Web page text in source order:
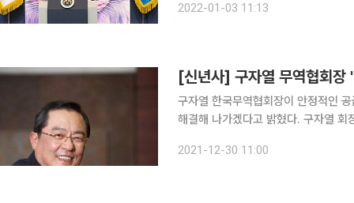
2022-01-03 11:13
[신년사] 구자열 무역협회장
구자열 한국무역협회장이 안정적인
해결해 나가겠다고 밝혔다. 구자열 회장은 30일 2022년 신년사를 통해 "지난해 우리는 사상 최대
투자를 기반으로 주력 산업과 신성장
2021-12-30 11:00